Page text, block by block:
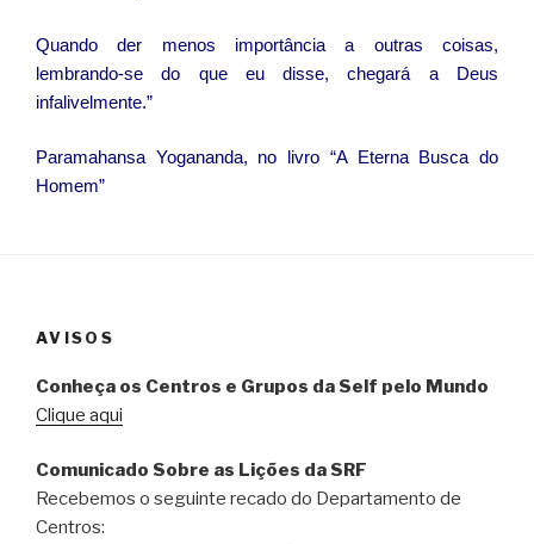
Quando der menos importância a outras coisas,
lembrando-se do que eu disse, chegará a Deus
infalivelmente.”
Paramahansa Yogananda, no livro “A Eterna Busca do
Homem”
AVISOS
Conheça os Centros e Grupos da Self pelo Mundo
Clique aqui
Comunicado Sobre as Lições da SRF
Recebemos o seguinte recado do Departamento de
Centros: